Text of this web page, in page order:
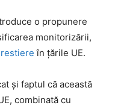
o propunere
monitorizării,
în țările UE.
și faptul că această
combinată cu